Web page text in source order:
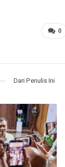
0
Dari Penulis Ini